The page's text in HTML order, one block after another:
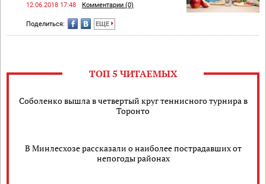
12.06.2018 17:48 Комментарии (0)
Поделиться: ЕЩЕ
ТОП 5 ЧИТАЕМЫХ
Соболенко вышла в четвертый круг теннисного турнира в
Торонто
В Минлесхозе рассказали о наиболее пострадавших от
непогоды районах